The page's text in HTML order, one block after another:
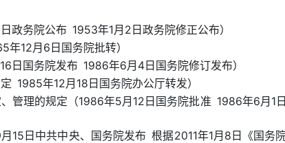
政务院公布 1953年1月2日政务院修正公布）
12月6日国务院批转）
日国务院发布 1986年6月4日国务院修订发布）
1985年12月18日国务院办公厅转发）
管理的规定（1986年5月12日国务院批准 1986年6月1
15日中共中央、国务院发布 根据2011年1月8日《国务